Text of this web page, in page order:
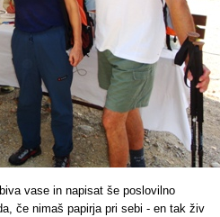
vase in napisat še poslovilno
če nimaš papirja pri sebi - en tak živ